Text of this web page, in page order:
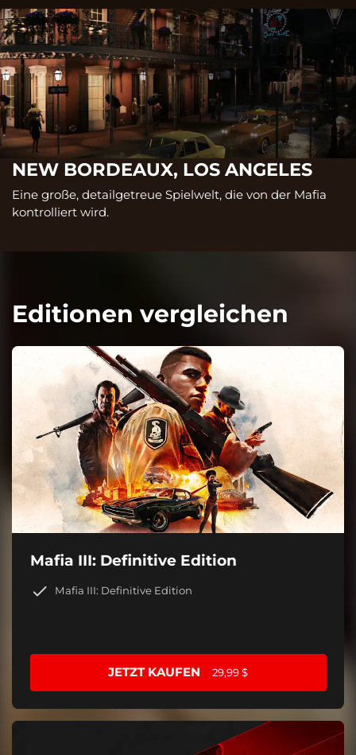
NEW BORDEAUX, LOS ANGELES
Eine große, detailgetreue Spielwelt, die von der Mafia
kontrolliert wird.
Editionen vergleichen
Mafia III: Definitive Edition
Mafia III: Definitive Edition
JETZT KAUFEN 29,99 $